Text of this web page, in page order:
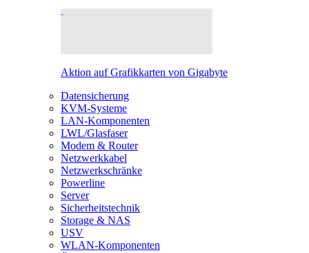
Aktion auf Grafikkarten von Gigabyte
Datensicherung
KVM-Systeme
LAN-Komponenten
LWL/Glasfaser
Modem & Router
Netzwerkkabel
Netzwerkschränke
Powerline
Server
Sicherheitstechnik
Storage & NAS
USV
WLAN-Komponenten